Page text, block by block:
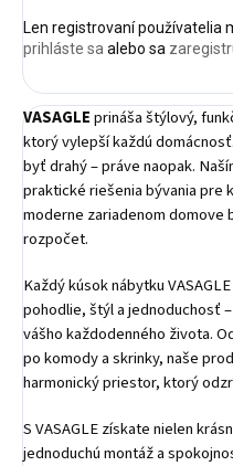
Len registrovaní používatelia
prihláste sa alebo sa
VASAGLEprináša štýlový,
ktorý vylepší každú
byť drahý – práve naopak.
praktické riešenia bývania pre
moderne zariadenom domove
rozpočet.
Každý kúsok nábytku
pohodlie, štýl a jednoduchosť
vášho každodenného života.
po komody a skrinky, naše
harmonický priestor, ktorý
S VASAGLE získate nielen
jednoduchú montáž a